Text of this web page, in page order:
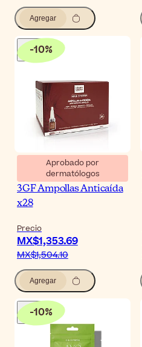
Agregar
-10%
Aprobado por
dermatólogos
MartiDerm Hair System
3GF Ampollas Anticaída
x28
Precio
MX$1,353.69
MX$1,504.10
Agregar
-10%